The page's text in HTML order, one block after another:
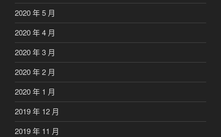
2020 年 5 月
2020 年 4 月
2020 年 3 月
2020 年 2 月
2020 年 1 月
2019 年 12 月
2019 年 11 月